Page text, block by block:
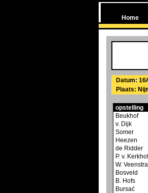
Home
Datum:
Plaats:
opstelling
Beukhof
v. Dijk
Somer
Heezen
de Ridder
P. v. Kerkhof
W. Veenstra
Bosveld
B. Hofs
Bursać